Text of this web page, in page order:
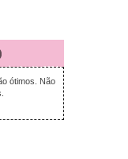
junho 11, 2024
ótimos. Não